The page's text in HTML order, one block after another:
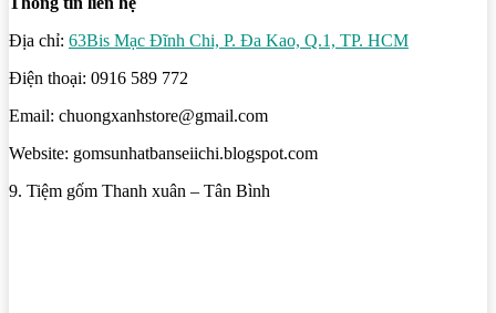
Địa chỉ: 63Bis Mạc Đĩnh Chi, P. Đa Kao, Q.1, TP. HCM
Điện thoại: 0916 589 772
Email: chuongxanhstore@gmail.com
Website: gomsunhatbanseiichi.blogspot.com
9. Tiệm gốm Thanh xuân – Tân Bình